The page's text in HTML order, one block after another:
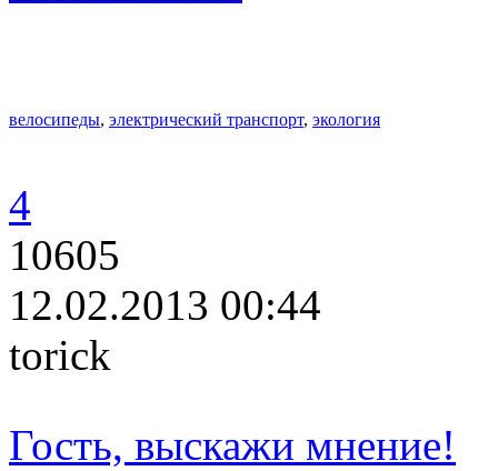
велосипеды, электрический транспорт, экология
4
10605
12.02.2013 00:44
torick
Гость, выскажи мнение!